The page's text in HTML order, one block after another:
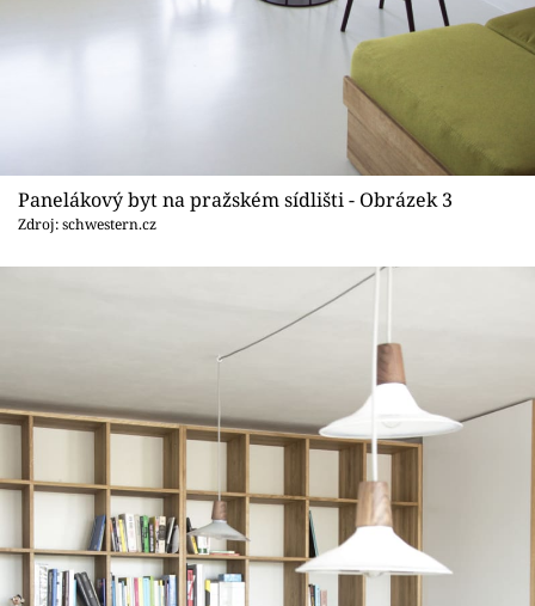
Panelákový byt na pražském sídlišti - Obrázek 3
Zdroj: schwestern.cz